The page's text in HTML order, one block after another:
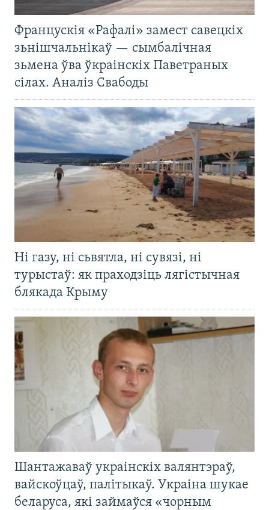
Францускія «Рафалі» замест савецкіх
зьнішчальнікаў — сымбалічная
зьмена ўва ўкраінскіх Паветраных
сілах. Аналіз Свабоды
Ні газу, ні сьвятла, ні сувязі, ні
турыстаў: як праходзіць лягістычная
блякада Крыму
Шантажаваў украінскіх валянтэраў,
вайскоўцаў, палітыкаў. Украіна шукае
беларуса, які займаўся «чорным